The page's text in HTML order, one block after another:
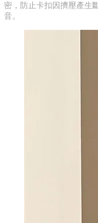
密，防止卡扣因擠壓產生
音。